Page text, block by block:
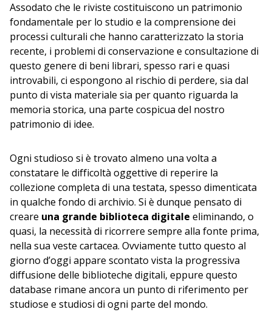
Assodato che le riviste costituiscono un patrimonio
fondamentale per lo studio e la comprensione dei
processi culturali che hanno caratterizzato la storia
recente, i problemi di conservazione e consultazione di
questo genere di beni librari, spesso rari e quasi
introvabili, ci espongono al rischio di perdere, sia dal
punto di vista materiale sia per quanto riguarda la
memoria storica, una parte cospicua del nostro
patrimonio di idee.
Ogni studioso si è trovato almeno una volta a
constatare le difficoltà oggettive di reperire la
collezione completa di una testata, spesso dimenticata
in qualche fondo di archivio. Si è dunque pensato di
creare una grande biblioteca digitale eliminando, o
quasi, la necessità di ricorrere sempre alla fonte prima,
nella sua veste cartacea. Ovviamente tutto questo al
giorno d’oggi appare scontato vista la progressiva
diffusione delle biblioteche digitali, eppure questo
database rimane ancora un punto di riferimento per
studiose e studiosi di ogni parte del mondo.